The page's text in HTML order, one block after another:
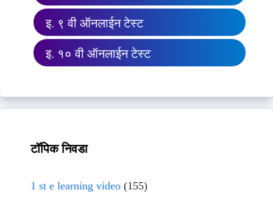
इ. ९ वी ऑनलाईन टेस्ट
इ. १० वी ऑनलाईन टेस्ट
टॉपिक निवडा
1 st e learning video (155)